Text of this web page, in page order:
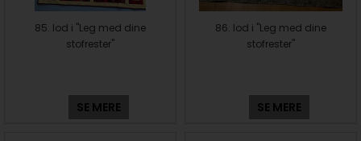
85. lod i "Leg med dine
stofrester"
SE MERE
86. lod i "Leg med dine
stofrester"
SE MERE